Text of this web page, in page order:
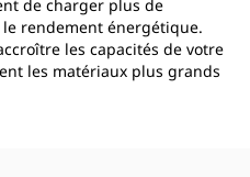
de charger plus de
rendement énergétique.
les capacités de votre
les matériaux plus grands